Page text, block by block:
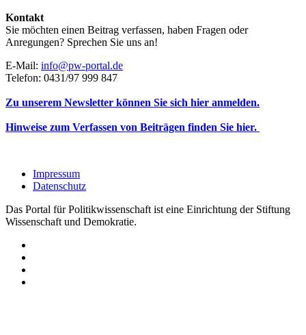
Kontakt
Sie möchten einen Beitrag verfassen, haben Fragen oder
Anregungen? Sprechen Sie uns an!
E-Mail: info@pw-portal.de
Telefon: 0431/97 999 847
Zu unserem Newsletter können Sie sich hier anmelden.
Hinweise zum Verfassen von Beiträgen finden Sie hier.
Impressum
Datenschutz
Das Portal für Politikwissenschaft ist eine Einrichtung der Stiftung
Wissenschaft und Demokratie.